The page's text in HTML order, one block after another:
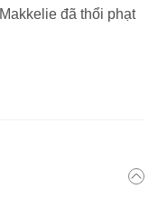
đã thổi phạt